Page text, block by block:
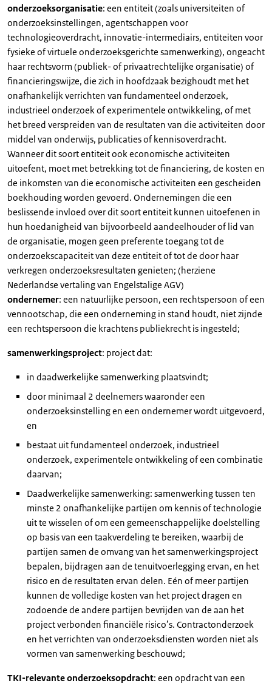
onderzoeksorganisatie: een entiteit (zoals universiteiten of
onderzoeksinstellingen, agentschappen voor
technologieoverdracht, innovatie-intermediairs, entiteiten voor
fysieke of virtuele onderzoeksgerichte samenwerking), ongeacht
haar rechtsvorm (publiek- of privaatrechtelijke organisatie) of
financieringswijze, die zich in hoofdzaak bezighoudt met het
onafhankelijk verrichten van fundamenteel onderzoek,
industrieel onderzoek of experimentele ontwikkeling, of met
het breed verspreiden van de resultaten van die activiteiten door
middel van onderwijs, publicaties of kennisoverdracht.
Wanneer dit soort entiteit ook economische activiteiten
uitoefent, moet met betrekking tot de financiering, de kosten en
de inkomsten van die economische activiteiten een gescheiden
boekhouding worden gevoerd. Ondernemingen die een
beslissende invloed over dit soort entiteit kunnen uitoefenen in
hun hoedanigheid van bijvoorbeeld aandeelhouder of lid van
de organisatie, mogen geen preferente toegang tot de
onderzoekscapaciteit van deze entiteit of tot de door haar
verkregen onderzoeksresultaten genieten; (herziene
Nederlandse vertaling van Engelstalige AGV)
ondernemer: een natuurlijke persoon, een rechtspersoon of een
vennootschap, die een onderneming in stand houdt, niet zijnde
een rechtspersoon die krachtens publiekrecht is ingesteld;
samenwerkingsproject: project dat:
in daadwerkelijke samenwerking plaatsvindt;
door minimaal 2 deelnemers waaronder een
onderzoeksinstelling en een ondernemer wordt uitgevoerd,
en
bestaat uit fundamenteel onderzoek, industrieel
onderzoek, experimentele ontwikkeling of een combinatie
daarvan;
Daadwerkelijke samenwerking: samenwerking tussen ten
minste 2 onafhankelijke partijen om kennis of technologie
uit te wisselen of om een gemeenschappelijke doelstelling
op basis van een taakverdeling te bereiken, waarbij de
partijen samen de omvang van het samenwerkingsproject
bepalen, bijdragen aan de tenuitvoerlegging ervan, en het
risico en de resultaten ervan delen. Eén of meer partijen
kunnen de volledige kosten van het project dragen en
zodoende de andere partijen bevrijden van de aan het
project verbonden financiële risico’s. Contractonderzoek
en het verrichten van onderzoeksdiensten worden niet als
vormen van samenwerking beschouwd;
TKI-relevante onderzoeksopdracht: een opdracht van een